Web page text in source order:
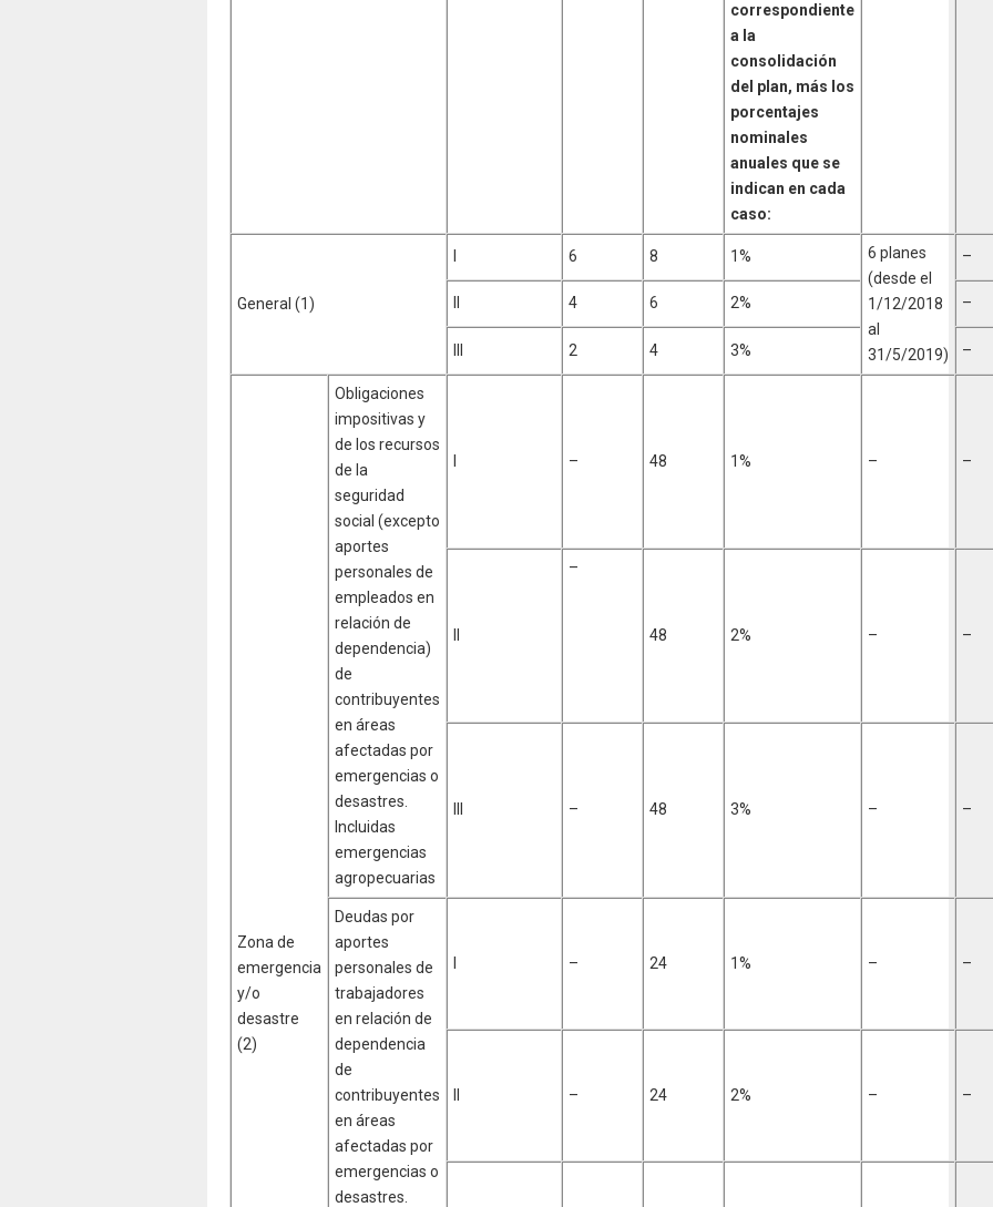
correspondiente
a la
consolidación
del plan, más los
porcentajes
nominales
anuales que se
indican en cada
caso:
General (1)
6 8 1%
6 planes
(desde el
1/12/2018
al
31/5/2019)
–
4 6 2% –
2 4 3% –
Zona de
emergencia
y/o
desastre
(2)
Obligaciones
impositivas y
de los recursos
de la
seguridad
social (excepto
aportes
personales de
empleados en
relación de
dependencia)
de
contribuyentes
en áreas
afectadas por
emergencias o
desastres.
Incluidas
emergencias
agropecuarias
– 48 1% – –
–
48 2% – –
– 48 3% – –
Deudas por
aportes
personales de
trabajadores
en relación de
dependencia
de
contribuyentes
en áreas
afectadas por
emergencias o
desastres.
– 24 1% – –
– 24 2% – –